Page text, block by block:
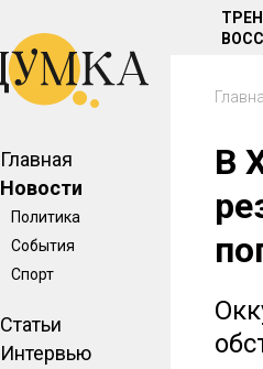
Главная
Новости
Политика
События
Спорт
Статьи
Интервью
В